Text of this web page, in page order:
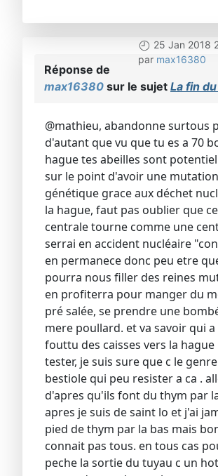
25 Jan 2018
par max16380
Réponse de
max16380 sur le sujet La fin
@mathieu, abandonne surtous
d'autant que vu que tu es a 70
hague tes abeilles sont
sur le point d'avoir une mutation
génétique grace aux déchet
la hague, faut pas oublier que
centrale tourne comme une
serrai en accident nucléaire
en permanece donc peu etre
pourra nous filler des reines
en profiterra pour manger du
pré salée, se prendre une
mere poullard. et va savoir qui a
fouttu des caisses vers la
tester, je suis sure que c le
bestiole qui peu resister a ca .
d'apres qu'ils font du thym par
apres je suis de saint lo et j'ai
pied de thym par la bas mais
connait pas tous. en tous cas
peche la sortie du tuyau c un